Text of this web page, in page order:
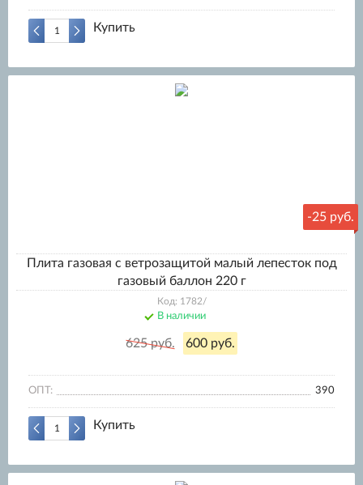
Купить
-25 руб.
Плита газовая с ветрозащитой малый лепесток под
газовый баллон 220 г
Код: 1782/
В наличии
625 руб. 600 руб.
ОПТ: 390
Купить